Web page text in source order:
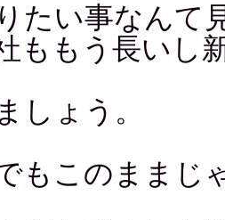
たい事なんて
ももう長いし
しょう。
もこのままじ